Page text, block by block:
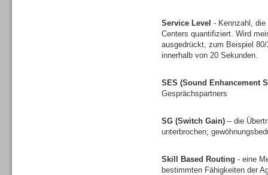
Service Level - Kennzahl,
Centers quantifiziert. Wird
ausgedrückt, zum Beispiel
innerhalb von 20 Sekunden.
SES (Sound Enhancement
Gesprächspartners
SG (Switch Gain) – die
unterbrochen;
Skill Based Routing - eine
bestimmten Fähigkeiten der